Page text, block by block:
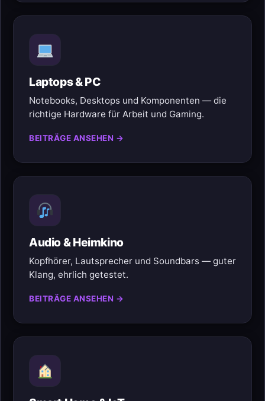
Laptops & PC
Notebooks, Desktops und Komponenten — die
richtige Hardware für Arbeit und Gaming.
BEITRÄGE ANSEHEN →
Audio & Heimkino
Kopfhörer, Lautsprecher und Soundbars — guter
Klang, ehrlich getestet.
BEITRÄGE ANSEHEN →